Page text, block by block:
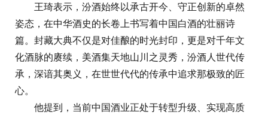
王琦表示，汾酒始终以承古开今、守正创新的卓然
姿态，在中华酒史的长卷上书写着中国白酒的壮丽诗
篇。封藏大典不仅是对佳酿的时光封印，更是对千年文
化酒脉的赓续，美酒集天地山川之灵秀，汾酒人世代传
承，深谙其奥义，在世世代代的传承中追求那极致的匠
心。
他提到，当前中国酒业正处于转型升级、实现高质